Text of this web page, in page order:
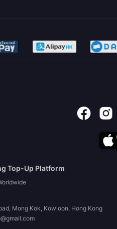
Top-Up Platform
Mong Kok, Kowloon, Hong Kong